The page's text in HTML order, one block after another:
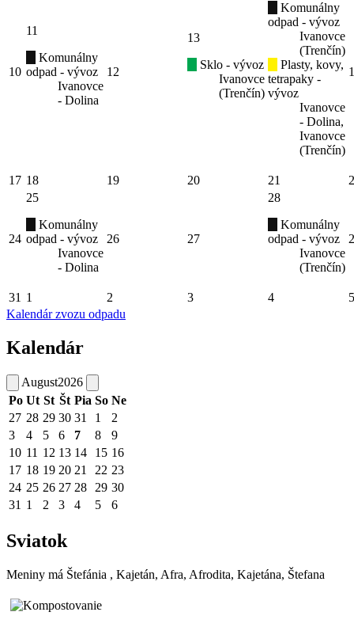
10
11
Komunálny
odpad - vývoz
Ivanovce
- Dolina
12
13
Sklo - vývoz
Ivanovce
(Trenčín)
Komunálny
odpad - vývoz
Ivanovce
(Trenčín)
Plasty, kovy,
tetrapaky -
vývoz
Ivanovce
- Dolina,
Ivanovce
(Trenčín)
17 18 19 20 21
24
25
Komunálny
odpad - vývoz
Ivanovce
- Dolina
26 27
28
Komunálny
odpad - vývoz
Ivanovce
(Trenčín)
31 1 2 3 4
5
Kalendár zvozu odpadu
Kalendár
August2026
Po Ut St Št Pia So Ne
27 28 29 30 31 1
2
3
4 5 6 7 8
9
10 11 12 13 14 15 16
17 18 19 20 21 22 23
24 25 26 27 28 29 30
31 1 2 3 4 5 6
Sviatok
Meniny má Štefánia , Kajetán, Afra, Afrodita, Kajetána, Štefana